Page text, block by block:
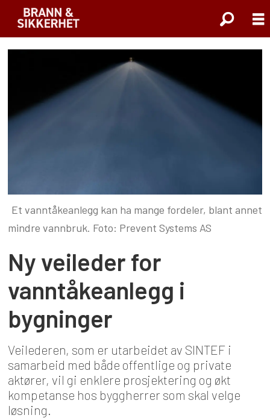
Et vanntåkeanlegg kan ha mange fordeler, blant annet
mindre vannbruk. Foto: Prevent Systems AS
Ny veileder for
vanntåkeanlegg i
bygninger
Veilederen, som er utarbeidet av SINTEF i
samarbeid med både offentlige og private
aktører, vil gi enklere prosjektering og økt
kompetanse hos byggherrer som skal velge
løsning.